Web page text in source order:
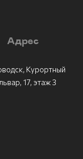
Адрес
Курортный
17, этаж 3